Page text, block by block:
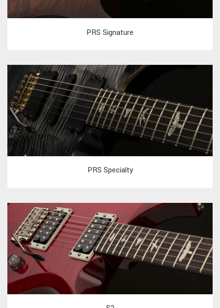
PRS Signature
PRS Specialty